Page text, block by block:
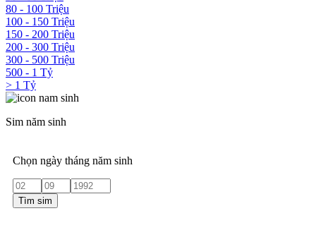
80 - 100 Triệu
100 - 150 Triệu
150 - 200 Triệu
200 - 300 Triệu
300 - 500 Triệu
500 - 1 Tỷ
> 1 Tỷ
Sim năm sinh
Chọn ngày tháng năm sinh
Tìm sim